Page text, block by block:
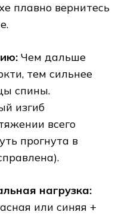
плавно вернитесь
Чем дальше
тем сильнее
спины.
изгиб
всего
прогнута в
нагрузка:
или синяя +